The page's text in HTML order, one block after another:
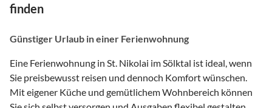
finden
Günstiger Urlaub in einer Ferienwohnung
Eine Ferienwohnung in St. Nikolai im Sölktal ist ideal, wenn
Sie preisbewusst reisen und dennoch Komfort wünschen.
Mit eigener Küche und gemütlichem Wohnbereich können